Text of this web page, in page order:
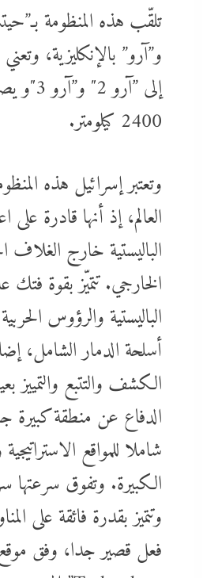
تلقّب هذه المنظومة
و”آرو” بالإنكليزية،
إلى
2400 كيلومتر.
وتعتبر إسرائيل هذه
العالم، إذ أنها قادرة
الباليستية خارج
الخارجي. تتميّز بقوة فتك
الباليستية والرؤوس
أسلحة الدمار الشامل،
الكشف والتتبع والتمييز
الدفاع عن منطقة كبيرة
شاملا للمواقع
الكبيرة. وتفوق
وتتميز بقدرة فائقة على